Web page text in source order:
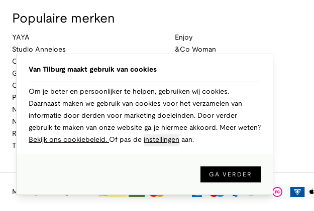
Populaire merken
YAYA
Studio Anneloes
Cambio
Geisha
Cast Iron
Profuomo
No Excess
New Balance
Rinascimento
Tramontana
Enjoy
&Co Woman
Makkelijk en veilig betalen
Van Tilburg maakt gebruik van cookies
Om je beter en persoonlijker te helpen, gebruiken wij cookies.
Daarnaast maken we gebruik van cookies voor het verzamelen van
informatie door derden voor marketing doeleinden. Door verder
gebruik te maken van onze website ga je hiermee akkoord. Meer weten?
Bekijk ons cookiebeleid. Of pas de instellingen aan.
GA VERDER